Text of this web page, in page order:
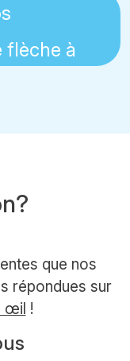
que nos
répondues sur
œil !